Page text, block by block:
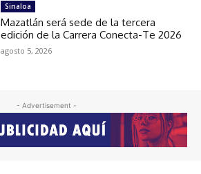
Sinaloa
Mazatlán será sede de la tercera
edición de la Carrera Conecta-Te 2026
agosto 5, 2026
- Advertisement -